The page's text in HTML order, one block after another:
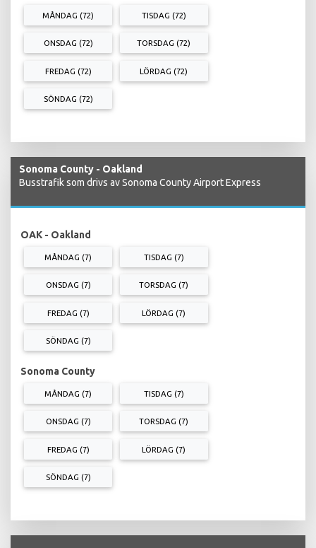
MÅNDAG (72) TISDAG (72)
ONSDAG (72) TORSDAG (72)
FREDAG (72) LÖRDAG (72)
SÖNDAG (72)
Sonoma County - Oakland
Busstrafik som drivs av Sonoma County Airport Express
OAK - Oakland
MÅNDAG (7) TISDAG (7)
ONSDAG (7) TORSDAG (7)
FREDAG (7) LÖRDAG (7)
SÖNDAG (7)
Sonoma County
MÅNDAG (7) TISDAG (7)
ONSDAG (7) TORSDAG (7)
FREDAG (7) LÖRDAG (7)
SÖNDAG (7)